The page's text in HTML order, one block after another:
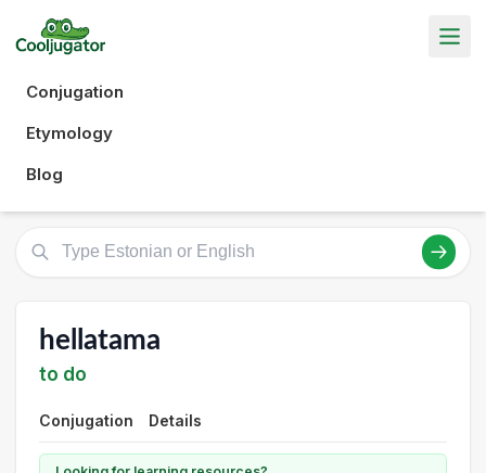
Conjugation
Etymology
Blog
hellatama
to do
Conjugation Details